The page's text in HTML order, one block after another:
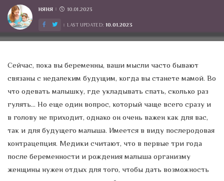
POSTED
НЯНЯ 10.01.2023
LAST UPDATED: 10.01.2023
Сейчас, пока вы беременны, ваши мысли часто бывают
связаны с недалеким будущим, когда вы станете мамой. Во
что одевать малышку, где укладывать спать, сколько раз
гулять… Но еще один вопрос, который чаще всего сразу и
в голову не приходит, однако он очень важен как для вас,
так и для будущего малыша. Имеется в виду послеродовая
контрацепция. Медики считают, что в первые три года
после беременности и рождения малыша организму
женщины нужен отдых для того, чтобы дать возможность